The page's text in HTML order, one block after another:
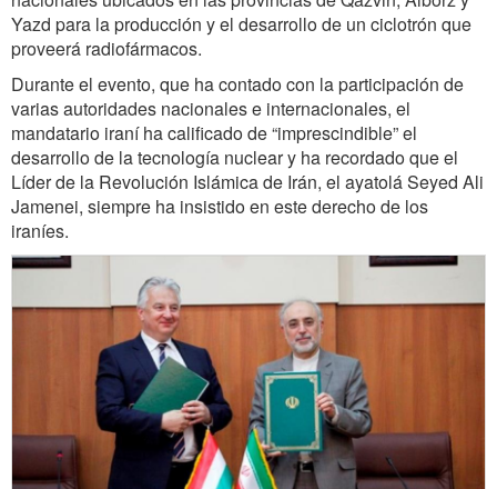
Yazd para la producción y el desarrollo de un ciclotrón que
proveerá radiofármacos.
Durante el evento, que ha contado con la participación de
varias autoridades nacionales e internacionales, el
mandatario iraní ha calificado de “imprescindible” el
desarrollo de la tecnología nuclear y ha recordado que el
Líder de la Revolución Islámica de Irán, el ayatolá Seyed Ali
Jamenei, siempre ha insistido en este derecho de los
iraníes.